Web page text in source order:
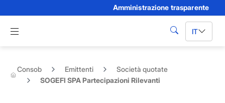
Amministrazione trasparente
Apri menu di navigazione
cerca IT
Consob Emittenti
Società quotate
SOGEFI SPA Partecipazioni Rilevanti